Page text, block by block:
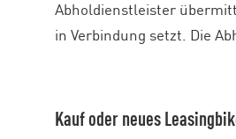
Abholdienstleister
in Verbindung setzt. Die
Kauf oder neues